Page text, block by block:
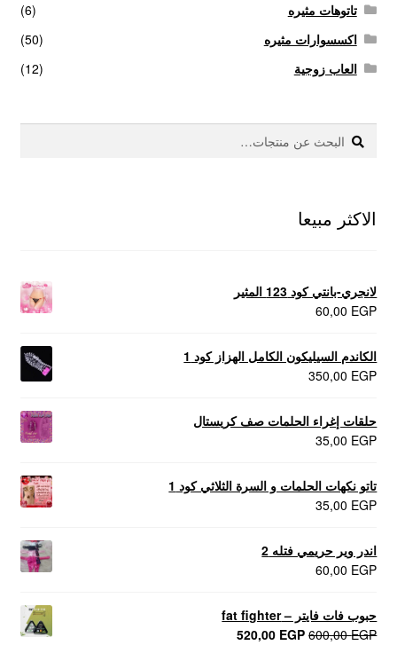
تاتوهات مثيره
(6)
اكسسوارات مثيره
(50)
العاب زوجية
(12)
البحث
عن:
بحث
الاكثر مبيعا
لانجري-بانتي كود 123 المثير
60,00 EGP
الكاندم السيليكون الكامل الهزاز كود 1
350,00 EGP
حلقات إغراء الحلمات صف كريستال
35,00 EGP
تاتو نكهات الحلمات و السرة الثلاثي كود 1
35,00 EGP
اندر وير حريمي فتله 2
60,00 EGP
حبوب فات فايتر – fat fighter
600,00EGP
السعر520,00 EGP
السعر